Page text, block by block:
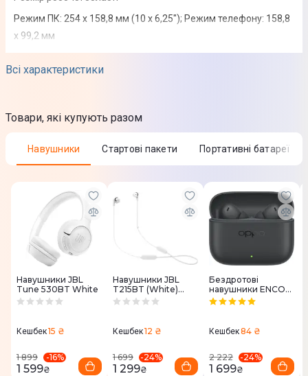
Всі характеристики
Режим ПК: 254 x 158,8 мм (10 x 6,25"); Режим телефону: 158,8
х 99,2 мм
Ні
Керування жестами
Клавіш управління
Інтерфейс
Bluetooth
Так
Товари, які купують разом
Навушники Стартові пакети Портативні батареї
Навушники JBL
Tune 530BT White
Кешбек15 ₴
1 899 -16%
1 599₴
Навушники JBL
T215BT (White)
JBLT215BTWHT
Кешбек12 ₴
1 699 -24%
1 299₴
Бездротові
навушники ENCO
Buds3 PRO
Graphite Grey
Кешбек84 ₴
2 222 -24%
1 699₴